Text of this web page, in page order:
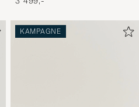
KAMPAGNE